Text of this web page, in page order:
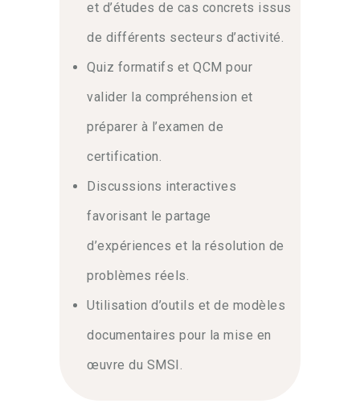
et d’études de cas concrets issus
de différents secteurs d’activité.
Quiz formatifs et QCM pour
valider la compréhension et
préparer à l’examen de
certification.
Discussions interactives
favorisant le partage
d’expériences et la résolution de
problèmes réels.
Utilisation d’outils et de modèles
documentaires pour la mise en
œuvre du SMSI.